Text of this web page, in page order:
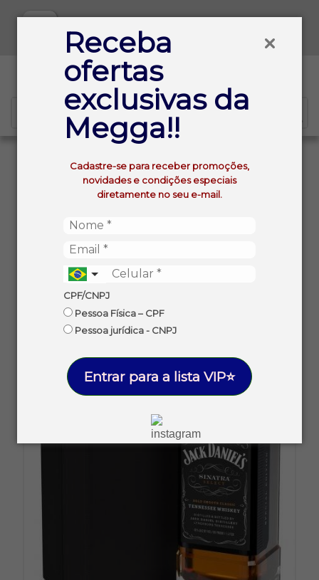
Receba
ofertas
exclusivas da
Megga!!
Cadastre-se para receber promoções,
novidades e condições especiais
diretamente no seu e-mail.
CPF/CNPJ
Pessoa Física – CPF
Pessoa jurídica - CNPJ
Entrar para a lista VIP⭐
WHISKY AMERICANO JACK DANIEL S SINATRA SELECT